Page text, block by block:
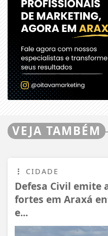
VEJA TAMBÉM
CIDADE
Defesa Civil emite
fortes em Araxá
e...